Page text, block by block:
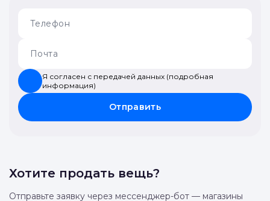
Я согласен с передачей данных (подробная
информация)
Отправить
Хотите продать вещь?
Отправьте заявку через мессенджер-бот — магазины